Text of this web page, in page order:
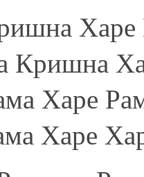
Кришна
Харе
Харе